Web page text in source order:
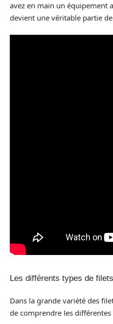
avez en main un équipement
devient une véritable partie
Les différents types de filets
Dans la grande variété des
de comprendre les